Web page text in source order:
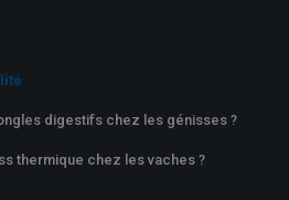
digestifs chez les génisses ?
thermique chez les vaches ?